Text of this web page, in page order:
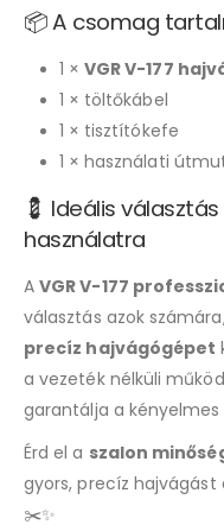
📦 A csomag
1 × VGR V-177
1 × töltőkábel
1 × tisztítókefe
1 × használati
💈 Ideális
használatra
AVGR V-177
választás azok
precíz hajvágógépet
a vezeték nélküli
garantálja a
Érd el a szalon
gyors, precíz hajvágást
✂️✨